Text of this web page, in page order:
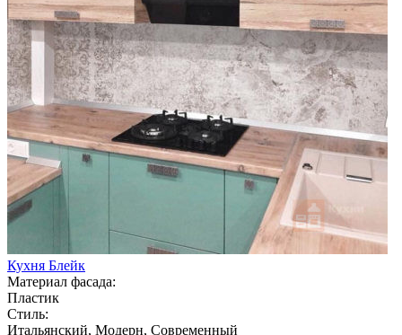
Кухня Блейк
Материал фасада:
Пластик
Стиль:
Итальянский, Модерн, Современный